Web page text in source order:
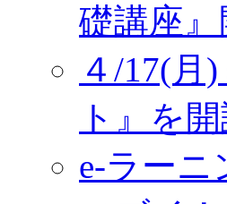
礎講座』
４/17(月
ト』を
e-ラー